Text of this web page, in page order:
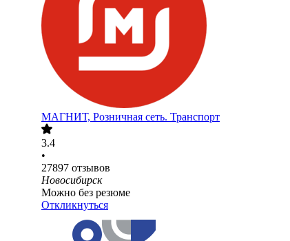
МАГНИТ, Розничная сеть. Транспорт
3.4
•
27897 отзывов
Новосибирск
Можно без резюме
Откликнуться